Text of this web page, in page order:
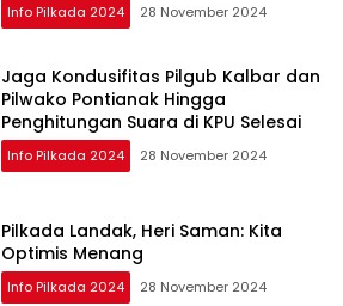
Info Pilkada 2024 28 November 2024
Jaga Kondusifitas Pilgub Kalbar dan
Pilwako Pontianak Hingga
Penghitungan Suara di KPU Selesai
Info Pilkada 2024 28 November 2024
Pilkada Landak, Heri Saman: Kita
Optimis Menang
Info Pilkada 2024 28 November 2024